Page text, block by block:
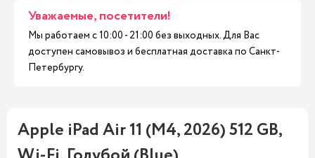
Уважаемые, посетители!
Мы работаем с 10:00 - 21:00 без выходных. Для Вас
доступен самовывоз и бесплатная доставка по Санкт-
Петербургу.
Apple iPad Air 11 (M4, 2026) 512 GB,